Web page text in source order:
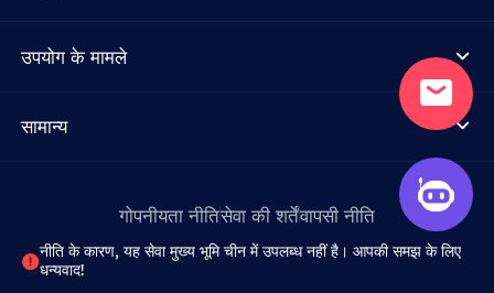
उपयोग के मामले
सामान्य
गोपनीयता नीतिसेवा की शर्तेंवापसी नीति
नीति के कारण, यह सेवा मुख्य भूमि चीन में उपलब्ध नहीं है। आपकी समझ के लिए
धन्यवाद!